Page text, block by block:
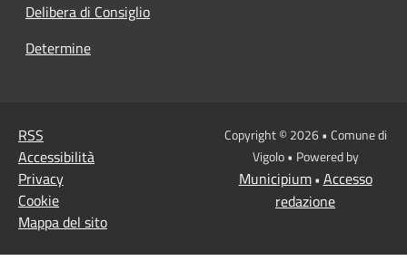
Delibera di Consiglio
Determine
RSS
Accessibilità
Privacy
Cookie
Mappa del sito
Copyright © 2026 • Comune di
Vigolo • Powered by
Municipium• Accesso
redazione